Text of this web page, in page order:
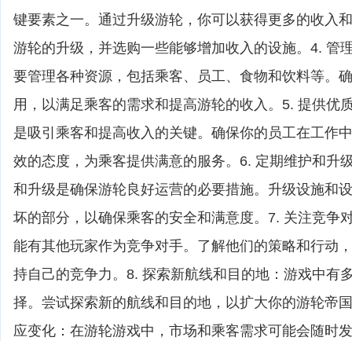
键要素之一。通过升级游轮，你可以获得更多的收入
游轮的升级，并选购一些能够增加收入的设施。4. 管
要管理各种资源，包括乘客、员工、食物和饮料等。
用，以满足乘客的需求和提高游轮的收入。5. 提供优
是吸引乘客和提高收入的关键。确保你的员工在工作
效的态度，为乘客提供满意的服务。6. 定期维护和升
和升级是确保游轮良好运营的必要措施。升级设施和
坏的部分，以确保乘客的安全和满意度。7. 关注竞争
能有其他玩家作为竞争对手。了解他们的策略和行动
持自己的竞争力。8. 探索新航线和目的地：游戏中有
择。尝试探索新的航线和目的地，以扩大你的游轮帝
应变化：在游轮游戏中，市场和乘客需求可能会随时